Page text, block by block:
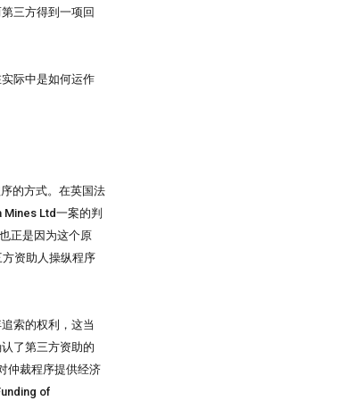
三方得到一项回
际中是如何运作
的方式。在英国法
Ltd一案的判
正是因为这个原
资助人操纵程序
索的权利，这当
了第三方资助的
仲裁程序提供经济
of